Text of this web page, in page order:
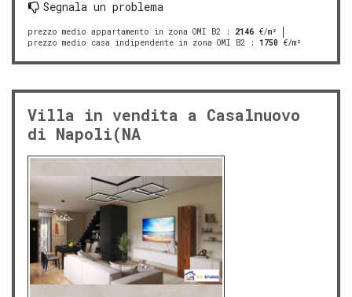
Segnala un problema
prezzo medio appartamento in zona OMI B2 : 2146 €/m²
prezzo medio casa indipendente in zona OMI B2 : 1750 €/m²
Villa in vendita a Casalnuovo
di Napoli(NA